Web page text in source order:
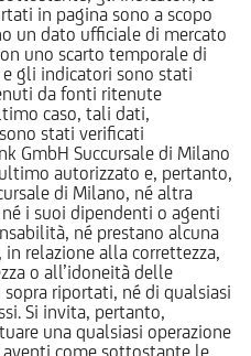
in pagina sono a scopo
un dato ufficiale di mercato
uno scarto temporale di
gli indicatori sono stati
da fonti ritenute
caso, tali dati,
stati verificati
GmbH Succursale di Milano
autorizzato e, pertanto,
di Milano, né altra
i suoi dipendenti o agenti
né prestano alcuna
relazione alla correttezza,
o all’idoneità delle
riportati, né di qualsiasi
Si invita, pertanto,
una qualsiasi operazione
come sottostante le